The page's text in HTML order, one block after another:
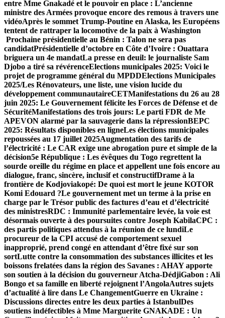
entre Mme Gnakadé et le pouvoir en place : L’ancienne
ministre des Armées provoque encore des remous à travers une
vidéoAprès le sommet Trump-Poutine en Alaska, les Européens
tentent de rattraper la locomotive de la paix à Washington
Prochaine présidentielle au Bénin : Talon ne sera pas
candidatPrésidentielle d’octobre en Côte d’Ivoire : Ouattara
briguera un 4e mandatLa presse en deuil: le journaliste Sam
Djobo a tiré sa révérenceElections municipales 2025: Voici le
projet de programme général du MPDDElections Municipales
2025/Les Rénovateurs, une liste, une vision lucide du
développement communautaireCETManifestations du 26 au 28
juin 2025: Le Gouvernement félicite les Forces de Défense et de
SécuritéManifestations des trois jours: Le parti FDR de Me
APEVON alarmé par la sauvagerie dans la répressionBEPC
2025: Résultats disponibles en ligneLes élections municipales
repoussées au 17 juillet 2025Augmentation des tarifs de
l’électricité : Le CAR exige une abrogation pure et simple de la
décision5e République : Les évêques du Togo regrettent la
sourde oreille du régime en place et appellent une fois encore au
dialogue, franc, sincère, inclusif et constructifDrame à la
frontière de Kodjoviakopé: De quoi est mort le jeune KOTOR
Komi Edouard ?Le gouvernement met un terme à la prise en
charge par le Trésor public des factures d’eau et d’électricité
des ministresRDC : Immunité parlementaire levée, la voie est
désormais ouverte à des poursuites contre Joseph KabilaCPC :
des partis politiques attendus à la réunion de ce lundiLe
procureur de la CPI accusé de comportement sexuel
inapproprié, prend congé en attendant d’être fixé sur son
sortLutte contre la consommation des substances illicites et les
boissons frelatées dans la région des Savanes : AHAY apporte
son soutien à la décision du gouverneur Atcha-DédjiGabon : Ali
Bongo et sa famille en liberté rejoignent l’AngolaAutres sujets
d’actualité à lire dans Le ChangementGuerre en Ukraine :
Discussions directes entre les deux parties à IstanbulDes
soutiens indéfectibles à Mme Marguerite GNAKADE : Un